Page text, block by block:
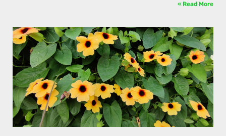
Read More »